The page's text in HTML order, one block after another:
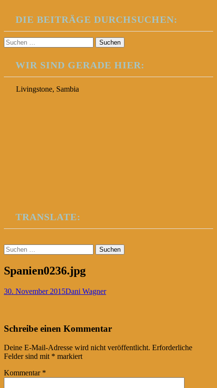
DIE BEITRÄGE DURCHSUCHEN:
Suchen
nach:
WIR SIND GERADE HIER:
Livingstone, Sambia
TRANSLATE:
Suchen
nach:
Spanien0236.jpg
30. November 2015Dani Wagner
Post
navigation
←
Schreibe einen Kommentar
Deine E-Mail-Adresse wird nicht veröffentlicht. Erforderliche
Felder sind mit * markiert
Kommentar *